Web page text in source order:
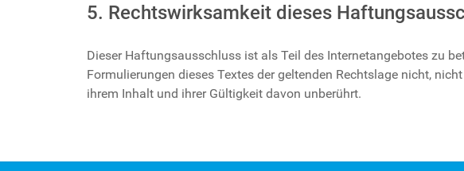
5. Rechtswirksamkeit dieses
Dieser Haftungsausschluss ist als Teil des Internetangebotes zu
Formulierungen dieses Textes der geltenden Rechtslage nicht,
ihrem Inhalt und ihrer Gültigkeit davon unberührt.